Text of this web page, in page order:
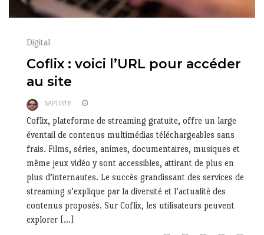
Digital
Coflix : voici l’URL pour accéder
au site
BAPTISTE
Coflix, plateforme de streaming gratuite, offre un large
éventail de contenus multimédias téléchargeables sans
frais. Films, séries, animes, documentaires, musiques et
même jeux vidéo y sont accessibles, attirant de plus en
plus d’internautes. Le succès grandissant des services de
streaming s’explique par la diversité et l’actualité des
contenus proposés. Sur Coflix, les utilisateurs peuvent
explorer […]